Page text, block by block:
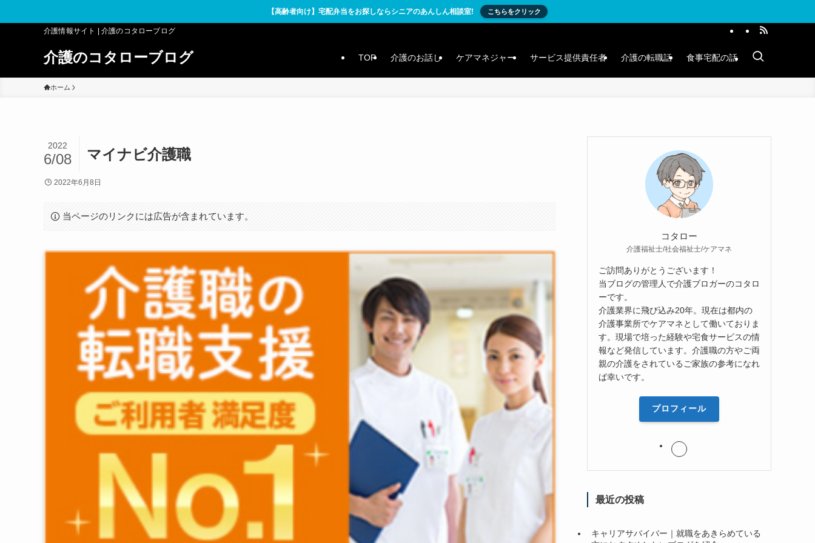
【高齢者向け】宅配弁当をお探しならシニアのあんしん相談室! こちらをクリック
介護情報サイト | 介護のコタローブログ
介護のコタローブログ TOP 介護のお話し ケアマネジャー サービス提供責任者 介護の転職話 食事宅配の話
ホーム
マイナビ介護職
2022
6/08
2022年6月8日
当ページのリンクには広告が含まれています。
コタロー
介護福祉士/社会福祉士/ケアマネ
ご訪問ありがとうございます！
当ブログの管理人で介護ブロガーのコタロ
ーです。
介護業界に飛び込み20年。現在は都内の
介護事業所でケアマネとして働いておりま
す。現場で培った経験や宅食サービスの情
報など発信しています。介護職の方やご両
親の介護をされているご家族の参考になれ
ば幸いです。
プロフィール
最近の投稿
キャリアサバイバー｜就職をあきらめている